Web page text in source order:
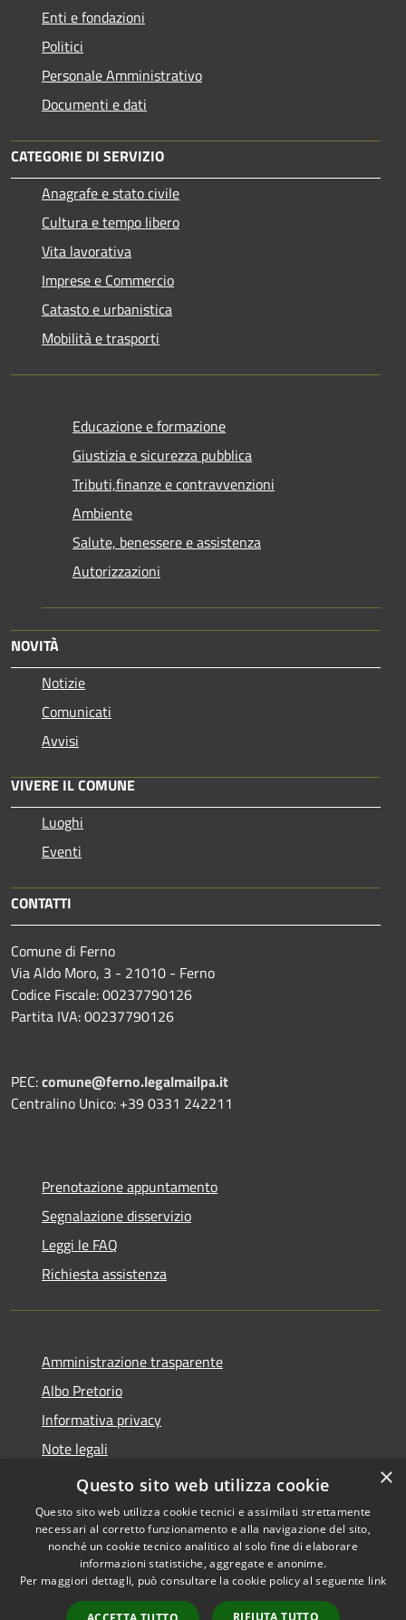
Enti e fondazioni
Politici
Personale Amministrativo
Documenti e dati
CATEGORIE DI SERVIZIO
Anagrafe e stato civile
Cultura e tempo libero
Vita lavorativa
Imprese e Commercio
Catasto e urbanistica
Mobilità e trasporti
Educazione e formazione
Giustizia e sicurezza pubblica
Tributi,finanze e contravvenzioni
Ambiente
Salute, benessere e assistenza
Autorizzazioni
NOVITÀ
Notizie
Comunicati
Avvisi
VIVERE IL COMUNE
Luoghi
Eventi
CONTATTI
Comune di Ferno
Via Aldo Moro, 3 - 21010 - Ferno
Codice Fiscale: 00237790126
Partita IVA: 00237790126
PEC:comune@ferno.legalmailpa.it
Centralino Unico: +39 0331 242211
Prenotazione appuntamento
Segnalazione disservizio
Leggi le FAQ
Richiesta assistenza
Amministrazione trasparente
Albo Pretorio
Informativa privacy
Note legali
Dichiarazione di accessibilità
Accessibilità
Copyright © 2026 • Comune di
Ferno • Powered by
Municipium• Accesso
×
Questo sito web utilizza cookie
Questo sito web utilizza cookie tecnici e assimilati strettamente
necessari al corretto funzionamento e alla navigazione del sito,
nonché un cookie tecnico analitico al solo fine di elaborare
informazioni statistiche, aggregate e anonime.
Per maggiori dettagli, può consultare la cookie policy al seguente link
RIFIUTA TUTTO